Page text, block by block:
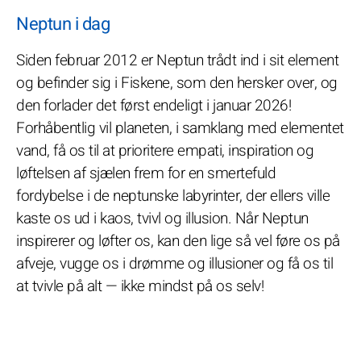
Neptun i dag
Siden februar 2012 er Neptun trådt ind i sit element
og befinder sig i Fiskene, som den hersker over, og
den forlader det først endeligt i januar 2026!
Forhåbentlig vil planeten, i samklang med elementet
vand, få os til at prioritere empati, inspiration og
løftelsen af sjælen frem for en smertefuld
fordybelse i de neptunske labyrinter, der ellers ville
kaste os ud i kaos, tvivl og illusion. Når Neptun
inspirerer og løfter os, kan den lige så vel føre os på
afveje, vugge os i drømme og illusioner og få os til
at tvivle på alt — ikke mindst på os selv!